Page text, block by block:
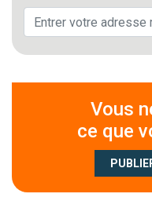
Vous
ce que